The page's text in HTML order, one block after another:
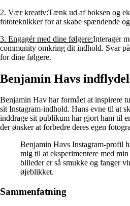
2. Vær kreativ:Tænk ud af boksen og
fototeknikker for at skabe spændende
3. Engagér med dine følgere:Interager
community omkring dit indhold. Svar
for dine følgere.
Benjamin Havs
Benjamin Hav har formået at inspirere
sit Instagram-indhold. Hans evne til at
inddrage sit publikum har gjort ham til
der ønsker at forbedre deres egen
Benjamin Havs Instagram-profil
mig til at eksperimentere med
billeder er så smukke og fanger
øjeblikket.
Sammenfatning